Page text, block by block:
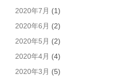
2020年7月 (1)
2020年6月 (2)
2020年5月 (2)
2020年4月 (4)
2020年3月 (5)